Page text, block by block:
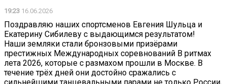
19:23 16.06.2026
Поздравляю наших спортсменов Евгения Шульца и
Екатерину Сибилеву с выдающимся результатом!
Наши земляки стали бронзовыми призёрами
престижных Международных соревнований В ритмах
лета 2026, которые с размахом прошли в Москве. В
течение трёх дней они достойно сражались с